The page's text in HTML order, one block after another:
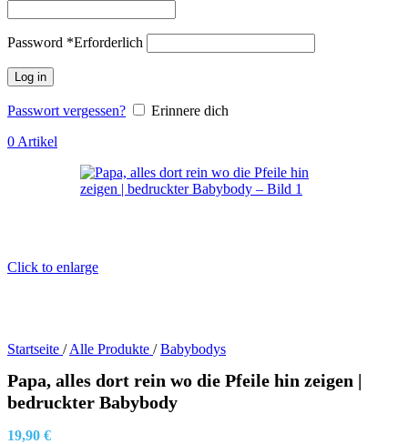
Password *Erforderlich
Log in
Passwort vergessen?
Erinnere dich
0 Artikel
Click to enlarge
Startseite / Alle Produkte / Babybodys
Papa, alles dort rein wo die Pfeile hin zeigen |
bedruckter Babybody
19,90 €